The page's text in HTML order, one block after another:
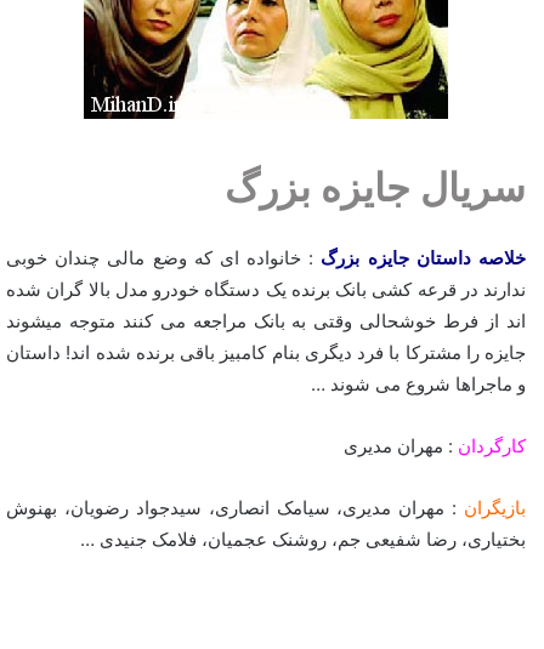
سریال جایزه بزرگ
خلاصه داستان جایزه بزرگ : خانواده ای که وضع مالی چندان خوبی
ندارند در قرعه کشی بانک برنده یک دستگاه خودرو مدل بالا گران شده
اند از فرط خوشحالی وقتی به بانک مراجعه می کنند متوجه میشوند
جایزه را مشترکا با فرد دیگری بنام کامبیز باقی برنده شده اند! داستان
و ماجراها شروع می شوند …
کارگردان : مهران مدیری
بازیگران : مهران مدیری، سیامک انصاری، سیدجواد رضویان، بهنوش
بختیاری، رضا شفیعی جم، روشنک عجمیان، فلامک جنیدی …